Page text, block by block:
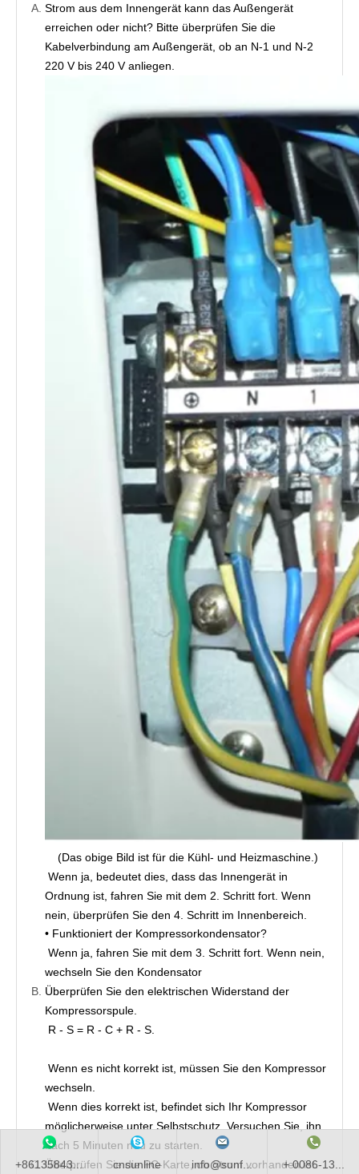
Strom aus dem Innengerät kann das Außengerät
erreichen oder nicht? Bitte überprüfen Sie die
Kabelverbindung am Außengerät, ob an N-1 und N-2
220 V bis 240 V anliegen.
(Das obige Bild ist für die Kühl- und Heizmaschine.)
Wenn ja, bedeutet dies, dass das Innengerät in
Ordnung ist, fahren Sie mit dem 2. Schritt fort. Wenn
nein, überprüfen Sie den 4. Schritt im Innenbereich.
• Funktioniert der Kompressorkondensator?
Wenn ja, fahren Sie mit dem 3. Schritt fort. Wenn nein,
wechseln Sie den Kondensator
Überprüfen Sie den elektrischen Widerstand der
Kompressorspule.
R - S = R - C + R - S.
Wenn es nicht korrekt ist, müssen Sie den Kompressor
wechseln.
Wenn dies korrekt ist, befindet sich Ihr Kompressor
möglicherweise unter Selbstschutz. Versuchen Sie, ihn
nach 5 Minuten neu zu starten.
Überprüfen Sie die PC-Karte, ob Strom vorhanden ist.
+86135843... cnsunline info@sunf... + 0086-13...